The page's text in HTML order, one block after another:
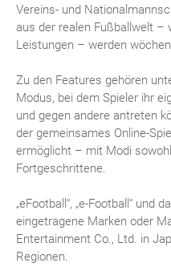
Vereins- und
aus der realen Fußballwelt –
Leistungen – werden
Zu den Features gehören
Modus, bei dem Spieler ihr
und gegen andere antreten
der gemeinsames Online-
ermöglicht – mit Modi
Fortgeschrittene.
„eFootball“, „e-Football“ und
eingetragene Marken oder
Entertainment Co., Ltd. in
Regionen.